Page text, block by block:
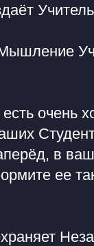
Учитель
очень
в
ее